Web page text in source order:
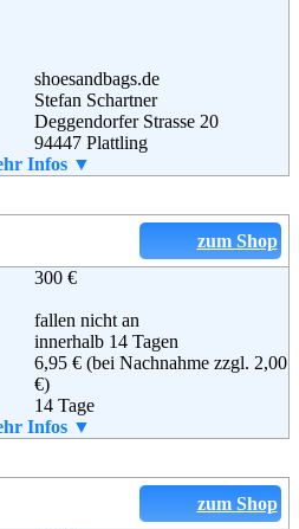
shoesandbags.de
Stefan Schartner
Deggendorfer Strasse 20
94447 Plattling
+49(0)9931-8961 771
Infos ▼
zum Shop
300 €
fallen nicht an
innerhalb 14 Tagen
6,95 € (bei Nachnahme zzgl. 2,00
€)
14 Tage
Ja
Infos ▼
zum Shop